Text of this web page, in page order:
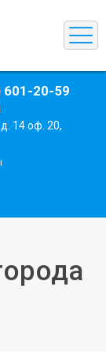
601-20-59
14 оф. 20,